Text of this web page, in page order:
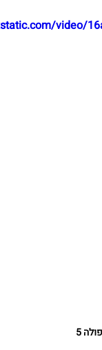
video/
5